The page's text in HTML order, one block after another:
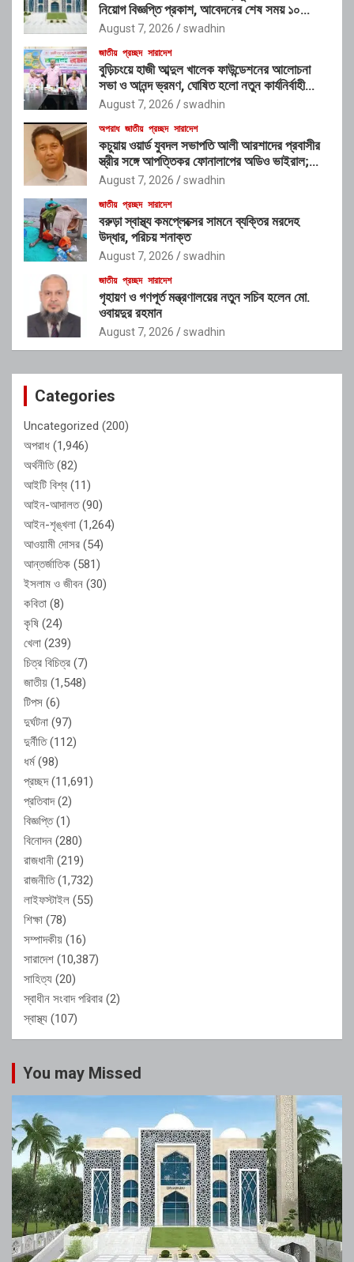
নিয়োগ বিজ্ঞপ্তি প্রকাশ, আবেদনের শেষ সময় ১০
আগস্ট
August 7, 2026 swadhin
জাতীয় প্রচ্ছদ সারাদেশ
বুড়িচংয়ে হাজী আব্দুল খালেক ফাউন্ডেশনের আলোচনা
সভা ও আনন্দ ভ্রমণ, ঘোষিত হলো নতুন কার্যনির্বাহী
কমিটি
August 7, 2026 swadhin
অপরাধ জাতীয় প্রচ্ছদ সারাদেশ
কচুয়ায় ওয়ার্ড যুবদল সভাপতি আলী আরশাদের প্রবাসীর
স্ত্রীর সঙ্গে আপত্তিকর ফোনালাপের অডিও ভাইরাল;
শাস্তির দাবি এলাকাবাসীর
August 7, 2026 swadhin
জাতীয় প্রচ্ছদ সারাদেশ
বরুড়া স্বাস্থ্য কমপ্লেক্সের সামনে ব্যক্তির মরদেহ
উদ্ধার, পরিচয় শনাক্ত
August 7, 2026 swadhin
জাতীয় প্রচ্ছদ সারাদেশ
গৃহায়ণ ও গণপূর্ত মন্ত্রণালয়ের নতুন সচিব হলেন মো.
ওবায়দুর রহমান
August 7, 2026 swadhin
Categories
Uncategorized (200)
অপরাধ (1,946)
অর্থনীতি(82)
আইটি বিশ্ব (11)
আইন-আদালত(90)
আইন-শৃঙ্খলা (1,264)
আওয়ামী দোসর (54)
আন্তর্জাতিক (581)
ইসলাম ও জীবন (30)
কবিতা (8)
কৃষি (24)
খেলা (239)
চিত্র বিচিত্র (7)
জাতীয় (1,548)
টিপস (6)
দুর্ঘটনা (97)
দুর্নীতি(112)
ধর্ম(98)
প্রচ্ছদ(11,691)
প্রতিবাদ(2)
বিজ্ঞপ্তি(1)
বিনোদন (280)
রাজধানী (219)
রাজনীতি(1,732)
লাইফস্টাইল (55)
শিক্ষা (78)
সম্পাদকীয় (16)
সারাদেশ (10,387)
সাহিত্য (20)
স্বাধীন সংবাদ পরিবার (2)
স্বাস্থ্য (107)
You may Missed